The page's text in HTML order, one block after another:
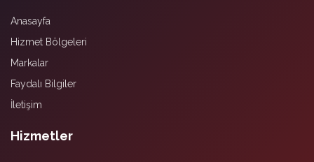
Anasayfa
Hizmet Bölgeleri
Markalar
Faydalı Bilgiler
İletişim
Hizmetler